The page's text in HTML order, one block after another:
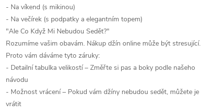
- Na víkend (s mikinou)
- Na večírek (s podpatky a elegantním topem)
"Ale Co Když Mi Nebudou Sedět?"
Rozumíme vašim obavám. Nákup džín online může být stresující.
Proto vám dáváme tyto záruky:
- Detailní tabulka velikostí – Změřte si pas a boky podle našeho
návodu
- Možnost vrácení – Pokud vám džíny nebudou sedět, můžete je
vrátit